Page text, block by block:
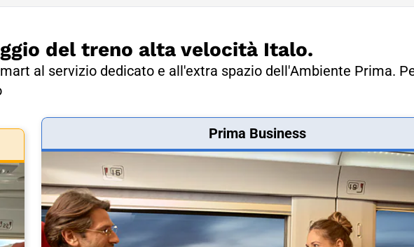
del treno alta velocità Italo.
al servizio dedicato e all'extra spazio dell'Ambiente Prima.
Prima Business